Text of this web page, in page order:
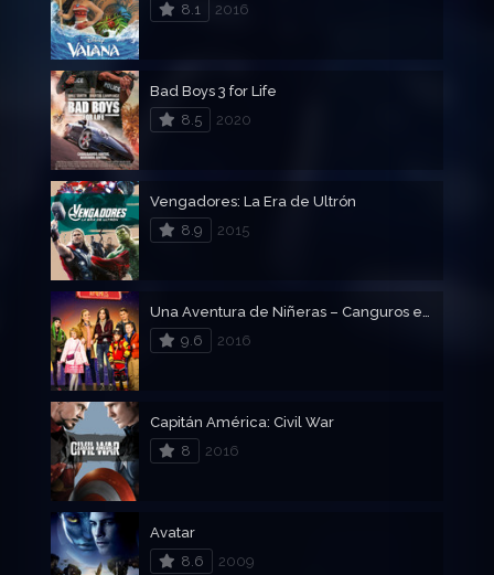
8.1
2016
Bad Boys 3 for Life
8.5
2020
Vengadores: La Era de Ultrón
8.9
2015
Una Aventura de Niñeras – Canguros en apuros
9.6
2016
Capitán América: Civil War
8
2016
Avatar
8.6
2009